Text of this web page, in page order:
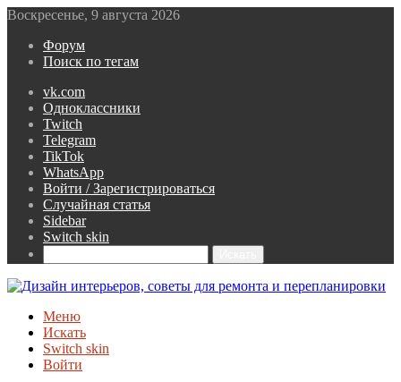
Воскресенье, 9 августа 2026
Форум
Поиск по тегам
vk.com
Одноклассники
Twitch
Telegram
TikTok
WhatsApp
Войти / Зарегистрироваться
Случайная статья
Sidebar
Switch skin
Меню
Искать
Switch skin
Войти